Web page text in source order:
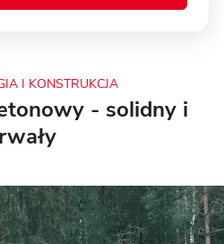
I KONSTRUKCJA
- solidny i